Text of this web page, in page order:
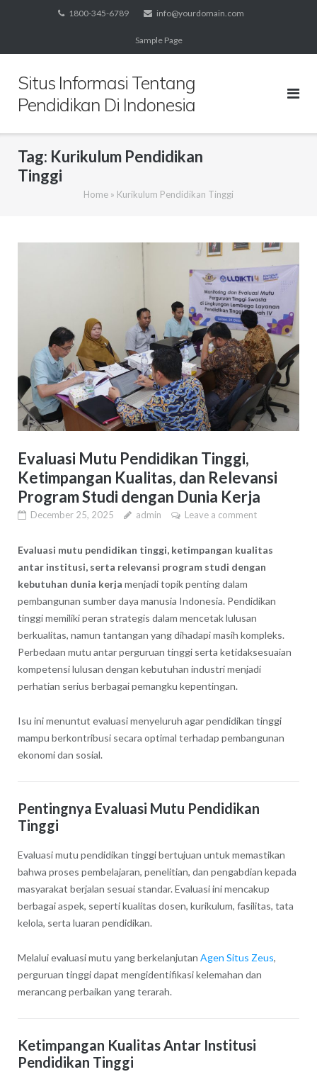
1800-345-6789 info@yourdomain.com
Sample Page
Situs Informasi Tentang
Pendidikan Di Indonesia
Tag: Kurikulum Pendidikan
Tinggi
Home » Kurikulum Pendidikan Tinggi
Evaluasi Mutu Pendidikan Tinggi,
Ketimpangan Kualitas, dan Relevansi
Program Studi dengan Dunia Kerja
December 25, 2025 admin Leave a comment
Evaluasi mutu pendidikan tinggi, ketimpangan kualitas
antar institusi, serta relevansi program studi dengan
kebutuhan dunia kerja menjadi topik penting dalam
pembangunan sumber daya manusia Indonesia. Pendidikan
tinggi memiliki peran strategis dalam mencetak lulusan
berkualitas, namun tantangan yang dihadapi masih kompleks.
Perbedaan mutu antar perguruan tinggi serta ketidaksesuaian
kompetensi lulusan dengan kebutuhan industri menjadi
perhatian serius berbagai pemangku kepentingan.
Isu ini menuntut evaluasi menyeluruh agar pendidikan tinggi
mampu berkontribusi secara optimal terhadap pembangunan
ekonomi dan sosial.
Pentingnya Evaluasi Mutu Pendidikan
Tinggi
Evaluasi mutu pendidikan tinggi bertujuan untuk memastikan
bahwa proses pembelajaran, penelitian, dan pengabdian kepada
masyarakat berjalan sesuai standar. Evaluasi ini mencakup
berbagai aspek, seperti kualitas dosen, kurikulum, fasilitas, tata
kelola, serta luaran pendidikan.
Melalui evaluasi mutu yang berkelanjutan Agen Situs Zeus,
perguruan tinggi dapat mengidentifikasi kelemahan dan
merancang perbaikan yang terarah.
Ketimpangan Kualitas Antar Institusi
Pendidikan Tinggi